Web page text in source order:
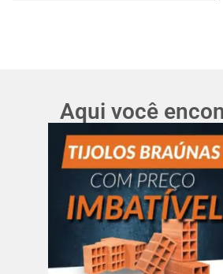
Aqui você